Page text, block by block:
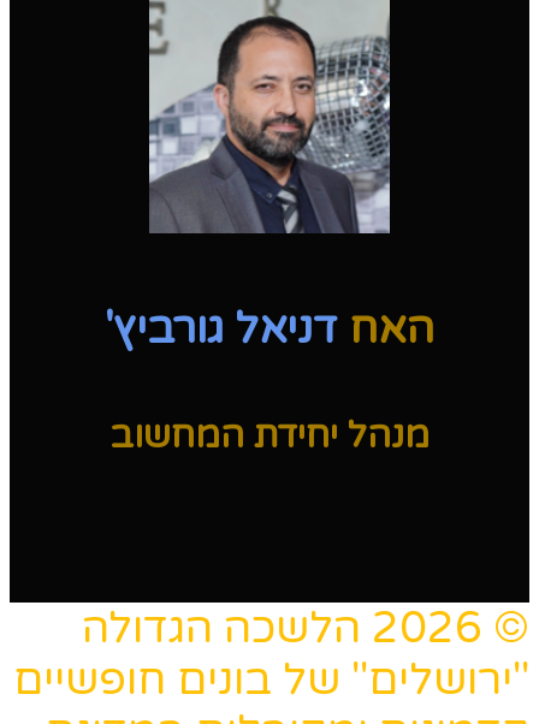
האח דניאל גורביץ'
מנהל יחידת המחשוב
© 2026 הלשכה הגדולה
"ירושלים" של בונים חופשיים